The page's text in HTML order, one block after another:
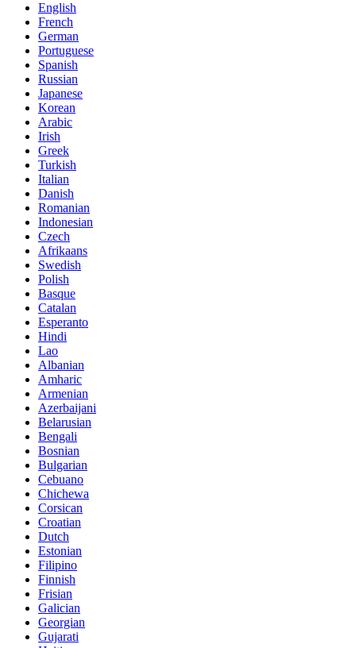
English
French
German
Portuguese
Spanish
Russian
Japanese
Korean
Arabic
Irish
Greek
Turkish
Italian
Danish
Romanian
Indonesian
Czech
Afrikaans
Swedish
Polish
Basque
Catalan
Esperanto
Hindi
Lao
Albanian
Amharic
Armenian
Azerbaijani
Belarusian
Bengali
Bosnian
Bulgarian
Cebuano
Chichewa
Corsican
Croatian
Dutch
Estonian
Filipino
Finnish
Frisian
Galician
Georgian
Gujarati